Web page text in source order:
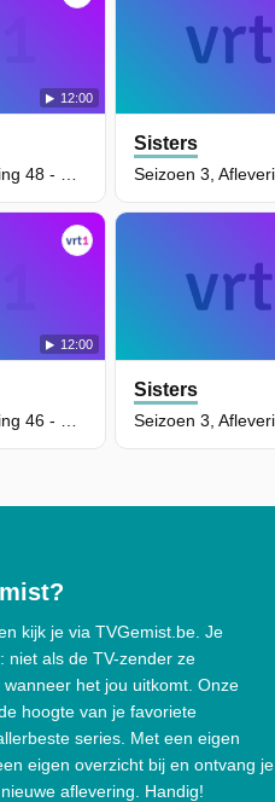
12:00
Sisters
12:00
Sisters
kijk je via TVGemist.be. Je
niet als de TV-zender ze
het jou uitkomt. Onze
hoogte van je favoriete
series. Met een eigen
eigen overzicht bij en ontvang je
aflevering. Handig!